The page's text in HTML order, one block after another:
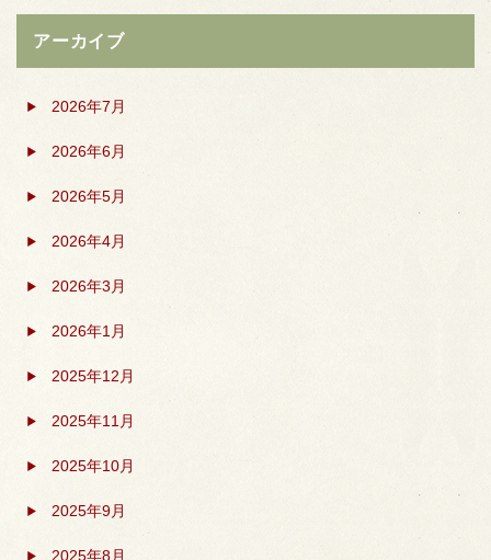
アーカイブ
2026年7月
2026年6月
2026年5月
2026年4月
2026年3月
2026年1月
2025年12月
2025年11月
2025年10月
2025年9月
2025年8月